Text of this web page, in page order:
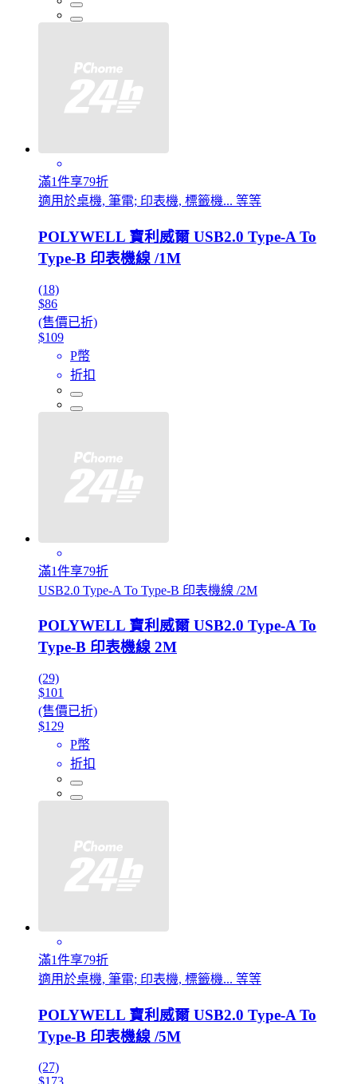
滿1件享79折
適用於桌機, 筆電; 印表機, 標籤機... 等等
POLYWELL 寶利威爾 USB2.0 Type-A To
Type-B 印表機線 /1M
(18)
$86
(售價已折)
$109
P幣
折扣
滿1件享79折
USB2.0 Type-A To Type-B 印表機線 /2M
POLYWELL 寶利威爾 USB2.0 Type-A To
Type-B 印表機線 2M
(29)
$101
(售價已折)
$129
P幣
折扣
滿1件享79折
適用於桌機, 筆電; 印表機, 標籤機... 等等
POLYWELL 寶利威爾 USB2.0 Type-A To
Type-B 印表機線 /5M
(27)